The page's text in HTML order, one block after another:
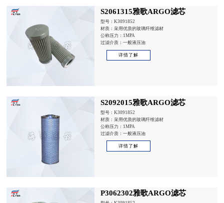
S2061315雅歌ARGO滤芯
型号：K3091852
材质：采用优质的玻璃纤维滤材
公称压力：1MPA
过滤介质：一般液压油
详情了解
S2092015雅歌ARGO滤芯
型号：K3091852
材质：采用优质的玻璃纤维滤材
公称压力：1MPA
过滤介质：一般液压油
详情了解
P3062302雅歌ARGO滤芯